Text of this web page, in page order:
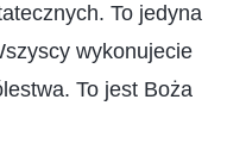
To jedyna
wykonujecie
To jest Boża